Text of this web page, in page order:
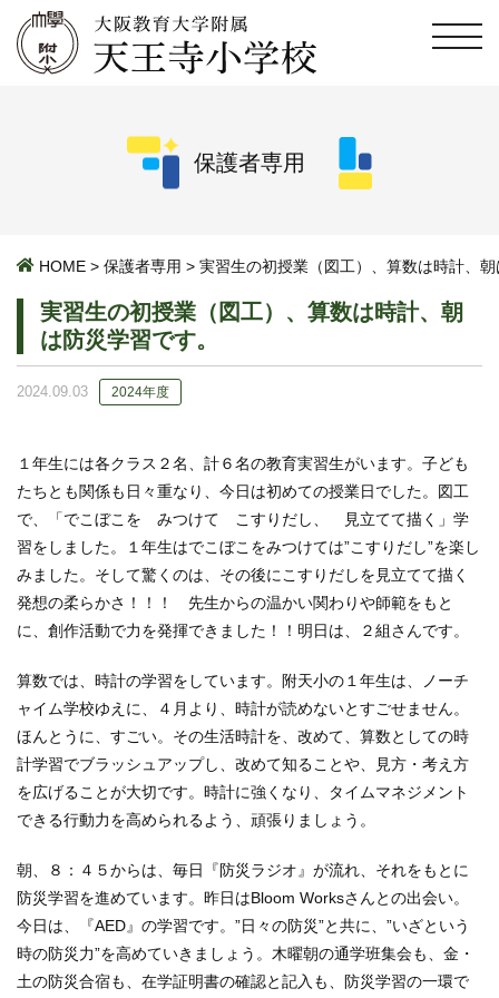
保護者専用
HOME > 保護者専用 > 実習生の初授業（図工）、算数は時計、
実習生の初授業（図工）、算数は時計、朝
は防災学習です。
2024.09.03 2024年度
１年生には各クラス２名、計６名の教育実習生がいます。子ども
たちとも関係も日々重なり、今日は初めての授業日でした。図工
で、「でこぼこを みつけて こすりだし、 見立てて描く」学
習をしました。１年生はでこぼこをみつけては”こすりだし”を楽し
みました。そして驚くのは、その後にこすりだしを見立てて描く
発想の柔らかさ！！！ 先生からの温かい関わりや師範をもと
に、創作活動で力を発揮できました！！明日は、２組さんです。
算数では、時計の学習をしています。附天小の１年生は、ノーチ
ャイム学校ゆえに、４月より、時計が読めないとすごせません。
ほんとうに、すごい。その生活時計を、改めて、算数としての時
計学習でブラッシュアップし、改めて知ることや、見方・考え方
を広げることが大切です。時計に強くなり、タイムマネジメント
できる行動力を高められるよう、頑張りましょう。
朝、８：４５からは、毎日『防災ラジオ』が流れ、それをもとに
防災学習を進めています。昨日はBloom Worksさんとの出会い。
今日は、『AED』の学習です。”日々の防災”と共に、”いざという
時の防災力”を高めていきましょう。木曜朝の通学班集会も、金・
土の防災合宿も、在学証明書の確認と記入も、防災学習の一環で